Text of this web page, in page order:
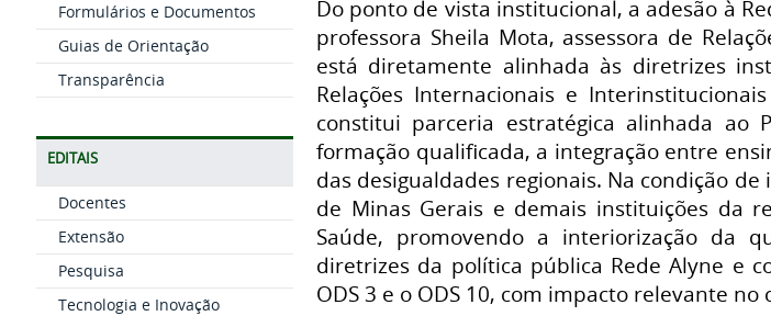
Formulários e Documentos
Guias de Orientação
Transparência
EDITAIS
Docentes
Extensão
Pesquisa
Tecnologia e Inovação
Do ponto de vista institucional, a adesão à
professora Sheila Mota, assessora de
está diretamente alinhada às diretrizes
Relações Internacionais e
constitui parceria estratégica alinhada ao
formação qualificada, a integração entre
das desigualdades regionais. Na condição
de Minas Gerais e demais instituições da
Saúde, promovendo a interiorização da
diretrizes da política pública Rede Alyne e
ODS 3 e o ODS 10, com impacto relevante